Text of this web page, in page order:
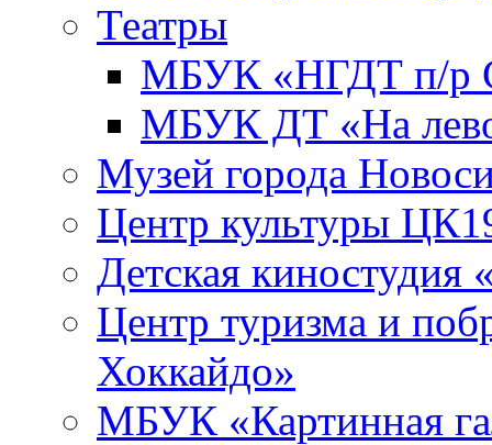
Театры
МБУК «НГДТ п/р
МБУК ДТ «На
Музей города
Центр культуры
Детская киностудия
Центр туризма и
Хоккайдо»
МБУК «Картинная